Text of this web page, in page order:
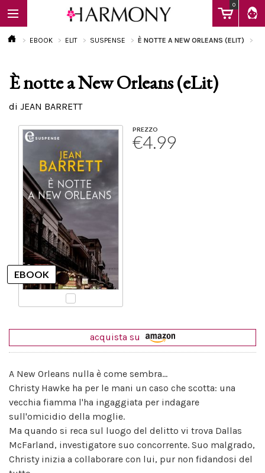
0
EBOOK
Calendario
EBOOK ELIT SUSPENSE È NOTTE A NEW ORLEANS (ELIT)
È notte a New Orleans (eLit)
di JEAN BARRETT
PREZZO
€4.99
acquista su
A New Orleans nulla è come sembra...
Christy Hawke ha per le mani un caso che scotta: una
vecchia fiamma l'ha ingaggiata per indagare
sull'omicidio della moglie.
Ma quando si reca sul luogo del delitto vi trova Dallas
McFarland, investigatore suo concorrente. Suo malgrado,
Christy inizia a collaborare con lui, pur non fidandosi del